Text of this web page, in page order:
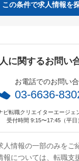
この条件で求人情報を
に関するお問い
お電話でのお問い
03-6636-
ビ転職クリエイターエージェ
受付時間 9:15〜17:45（平日
人情報の一部のみをご
報については、転職支